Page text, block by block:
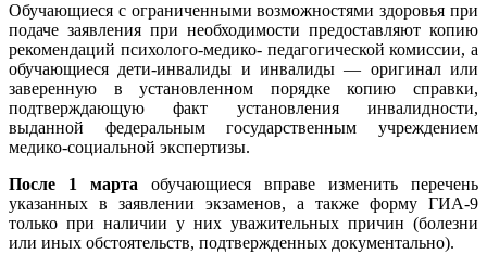
Обучающиеся с ограниченными возможностями здоровья при
подаче заявления при необходимости предоставляют копию
рекомендаций психолого-медико- педагогической комиссии, а
обучающиеся дети-инвалиды и инвалиды — оригинал или
заверенную в установленном порядке копию справки,
подтверждающую факт установления инвалидности,
выданной федеральным государственным учреждением
медико-социальной экспертизы.
После 1 марта обучающиеся вправе изменить перечень
указанных в заявлении экзаменов, а также форму ГИА-9
только при наличии у них уважительных причин (болезни
или иных обстоятельств, подтвержденных документально).